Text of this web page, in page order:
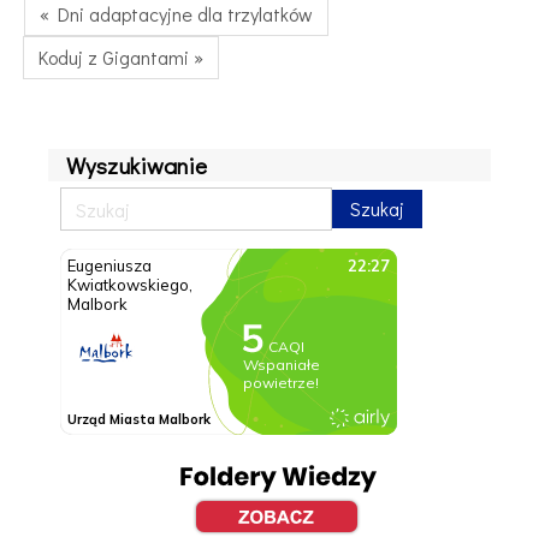
« Dni adaptacyjne dla trzylatków
Koduj z Gigantami »
Wyszukiwanie